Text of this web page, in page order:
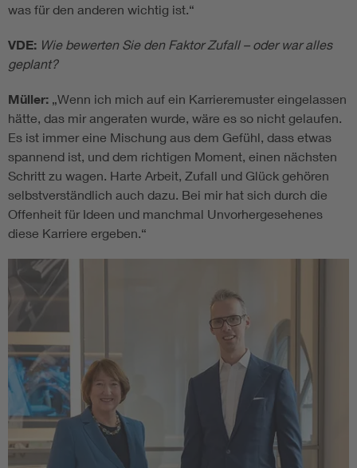
was für den anderen wichtig ist.“
VDE: Wie bewerten Sie den Faktor Zufall – oder war alles
geplant?
Müller: „Wenn ich mich auf ein Karrieremuster eingelassen
hätte, das mir angeraten wurde, wäre es so nicht gelaufen.
Es ist immer eine Mischung aus dem Gefühl, dass etwas
spannend ist, und dem richtigen Moment, einen nächsten
Schritt zu wagen. Harte Arbeit, Zufall und Glück gehören
selbstverständlich auch dazu. Bei mir hat sich durch die
Offenheit für Ideen und manchmal Unvorhergesehenes
diese Karriere ergeben.“